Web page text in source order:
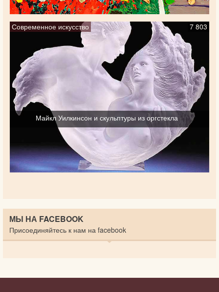
Современное искусство 7 803
Майкл Уилкинсон и скульптуры из оргстекла
МЫ НА FACEBOOK
Присоединяйтесь к нам на facebook